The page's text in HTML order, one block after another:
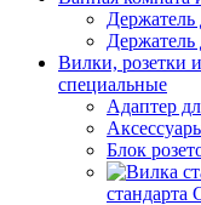
Держатель
Держатель
Вилки, розетки
специальные
Адаптер
Блок
стандарта